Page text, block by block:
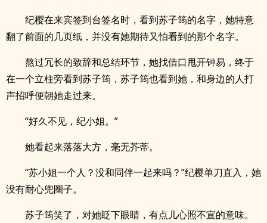
纪樱在来宾签到台签名时，看到苏子筠的名字，她特意
翻了前面的几页纸，并没有她期待又怕看到的那个名字。
熬过冗长的致辞和总结环节，她找借口甩开钟易，终于
在一个立柱旁看到苏子筠，苏子筠也看到她，和身边的人打
声招呼便朝她走过来。
“好久不见，纪小姐。”
她看起来落落大方，毫无芥蒂。
“苏小姐一个人？没和同伴一起来吗？”纪樱单刀直入，她
没有耐心兜圈子。
苏子筠笑了，对她眨下眼睛，有点儿心照不宣的意味。